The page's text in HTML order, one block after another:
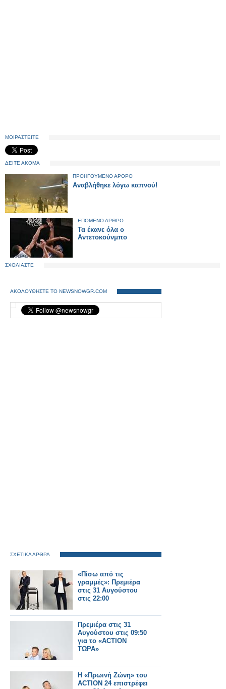
ΜΟΙΡΑΣΤΕΙΤΕ
ΔΕΙΤΕ ΑΚΟΜΑ
ΠΡΟΗΓΟΥΜΕΝΟ ΑΡΘΡΟ
Αναβλήθηκε λόγω καπνού!
ΕΠΟΜΕΝΟ ΑΡΘΡΟ
Τα έκανε όλα ο
Αντετοκούνμπο
ΣΧΟΛΙΑΣΤΕ
ΑΚΟΛΟΥΘΗΣΤΕ ΤΟ NEWSNOWGR.COM
ΣΧΕΤΙΚΑ ΑΡΘΡΑ
«Πίσω από τις
γραμμές»: Πρεμιέρα
στις 31 Αυγούστου
στις 22:00
Πρεμιέρα στις 31
Αυγούστου στις 09:50
για το «ACTION
ΤΩΡΑ»
Η «Πρωινή Ζώνη» του
ACTION 24 επιστρέφει